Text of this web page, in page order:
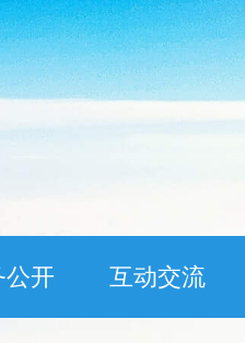
公开 互动交流